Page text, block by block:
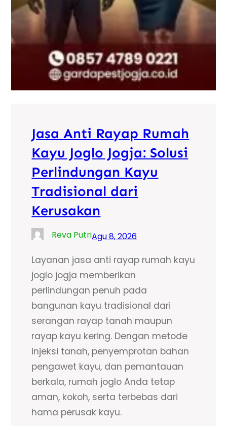
Jasa Anti Rayap Rumah
Kayu Joglo Jogja: Solusi
Perlindungan Kayu
Tradisional dari
Kerusakan
Reva PutriAgu 8, 2026
Layanan jasa anti rayap rumah kayu
joglo jogja memberikan
perlindungan penuh pada
bangunan kayu tradisional dari
serangan rayap tanah maupun
rayap kayu kering. Dengan metode
injeksi tanah, penyemprotan bahan
pengawet kayu, dan pemantauan
berkala, rumah joglo Anda tetap
aman, kokoh, serta terbebas dari
hama perusak kayu.